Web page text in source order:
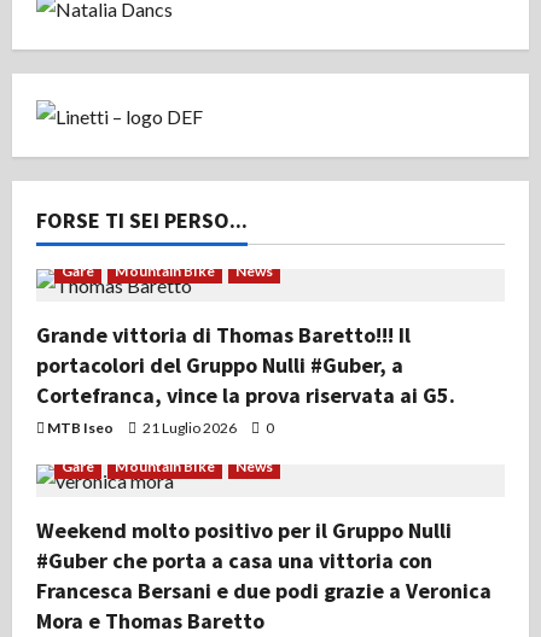
FORSE TI SEI PERSO...
Gare Mountain Bike News
Grande vittoria di Thomas Baretto!!! Il
portacolori del Gruppo Nulli #Guber, a
Cortefranca, vince la prova riservata ai G5.
MTB Iseo 21 Luglio 2026 0
Gare Mountain Bike News
Weekend molto positivo per il Gruppo Nulli
#Guber che porta a casa una vittoria con
Francesca Bersani e due podi grazie a Veronica
Mora e Thomas Baretto